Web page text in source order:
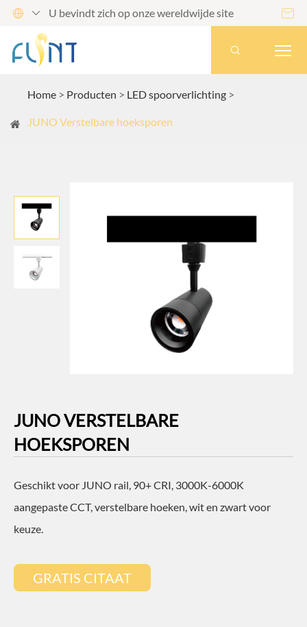
  U bevindt zich op onze wereldwijde site 

Home Producten LED spoorverlichting
JUNO Verstelbare hoeksporen
JUNO VERSTELBARE
HOEKSPOREN
Geschikt voor JUNO rail, 90+ CRI, 3000K-6000K
aangepaste CCT, verstelbare hoeken, wit en zwart voor
keuze.
GRATIS CITAAT